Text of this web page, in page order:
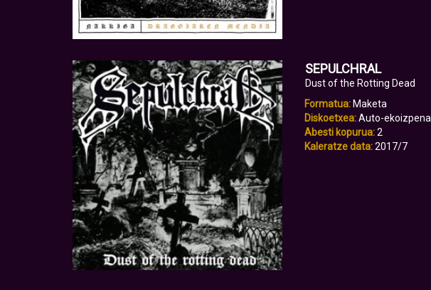
SEPULCHRAL
Dust of the Rotting Dead
Formatua: Maketa
Diskoetxea:Auto-ekoizpena
Abesti kopurua:2
Kaleratze data:2017/7